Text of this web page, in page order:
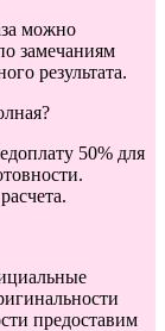
можно
замечаниям
результата.
50% для
предоставим